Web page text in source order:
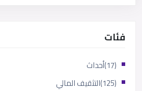
فئات
أحداث
(17)
التثقيف المالي
(125)